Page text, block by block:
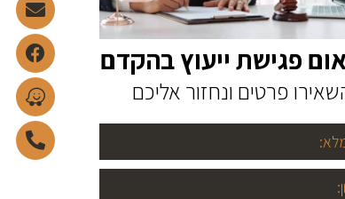
פגישת ייעוץ בהקדם
פרטים ונחזור אליכם